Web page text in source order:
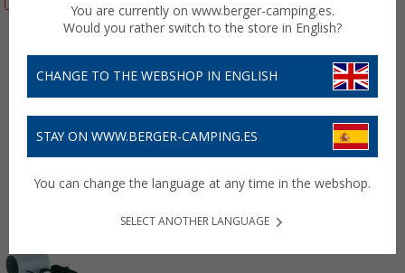
You are currently on www.berger-camping.es.
Would you rather switch to the store in English?
CHANGE TO THE WEBSHOP IN ENGLISH
STAY ON WWW.BERGER-CAMPING.ES
You can change the language at any time in the webshop.
SELECT ANOTHER LANGUAGE